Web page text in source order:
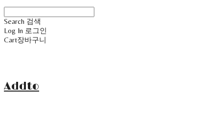
Search 검색
Log In 로그인
Cart장바구니
Addto